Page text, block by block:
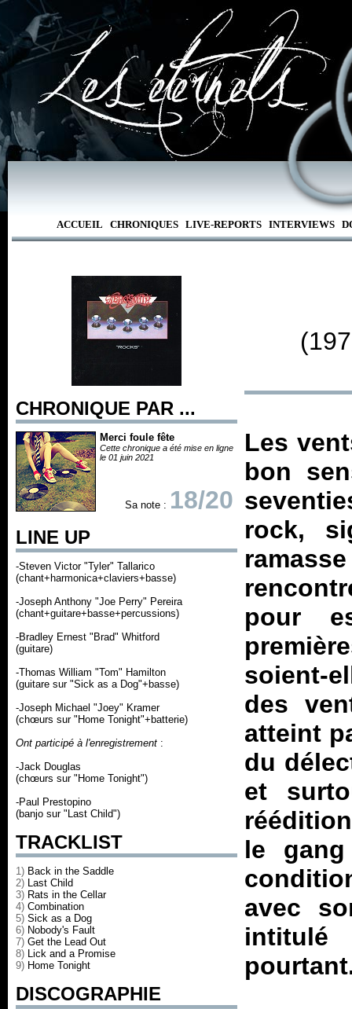
ACCUEIL CHRONIQUES LIVE-REPORTS INTERVIEWS
CHRONIQUE PAR ...
Merci foule fête
Cette chronique a été mise en ligne
le 01 juin 2021
Sa note : 18/20
LINE UP
-Steven Victor "Tyler" Tallarico
(chant+harmonica+claviers+basse)
-Joseph Anthony "Joe Perry" Pereira
(chant+guitare+basse+percussions)
-Bradley Ernest "Brad" Whitford
(guitare)
-Thomas William "Tom" Hamilton
(guitare sur "Sick as a Dog"+basse)
-Joseph Michael "Joey" Kramer
(chœurs sur "Home Tonight"+batterie)
Ont participé à l'enregistrement :
-Jack Douglas
(chœurs sur "Home Tonight")
-Paul Prestopino
(banjo sur "Last Child")
TRACKLIST
1) Back in the Saddle
2) Last Child
3) Rats in the Cellar
4) Combination
5) Sick as a Dog
6) Nobody's Fault
7) Get the Lead Out
8) Lick and a Promise
9) Home Tonight
DISCOGRAPHIE
Les
bon
rock,
pour
soient-
des
atteint
du
et
le
avec